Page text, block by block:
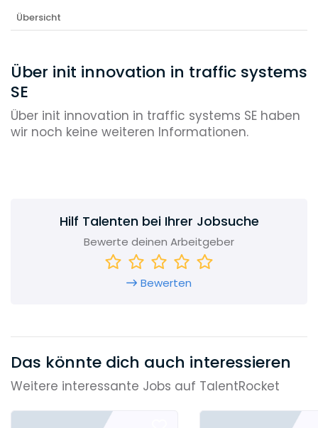
Übersicht
Über init innovation in traffic systems
SE
Über init innovation in traffic systems SE haben
wir noch keine weiteren Informationen.
Hilf Talenten bei Ihrer Jobsuche
Bewerte deinen Arbeitgeber
Bewerten
Das könnte dich auch interessieren
Weitere interessante Jobs auf TalentRocket